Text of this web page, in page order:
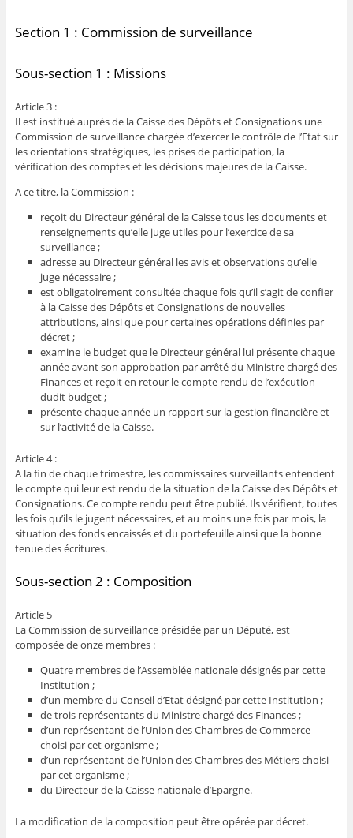
Section 1 : Commission de surveillance
Sous-section 1 : Missions
Article 3 :
Il est institué auprès de la Caisse des Dépôts et Consignations une
Commission de surveillance chargée d’exercer le contrôle de l’Etat sur
les orientations stratégiques, les prises de participation, la
vérification des comptes et les décisions majeures de la Caisse.
A ce titre, la Commission :
reçoit du Directeur général de la Caisse tous les documents et
renseignements qu’elle juge utiles pour l’exercice de sa
surveillance ;
adresse au Directeur général les avis et observations qu’elle
juge nécessaire ;
est obligatoirement consultée chaque fois qu’il s’agit de confier
à la Caisse des Dépôts et Consignations de nouvelles
attributions, ainsi que pour certaines opérations définies par
décret ;
examine le budget que le Directeur général lui présente chaque
année avant son approbation par arrêté du Ministre chargé des
Finances et reçoit en retour le compte rendu de l’exécution
dudit budget ;
présente chaque année un rapport sur la gestion financière et
sur l’activité de la Caisse.
Article 4 :
A la fin de chaque trimestre, les commissaires surveillants entendent
le compte qui leur est rendu de la situation de la Caisse des Dépôts et
Consignations. Ce compte rendu peut être publié. Ils vérifient, toutes
les fois qu’ils le jugent nécessaires, et au moins une fois par mois, la
situation des fonds encaissés et du portefeuille ainsi que la bonne
tenue des écritures.
Sous-section 2 : Composition
Article 5
La Commission de surveillance présidée par un Député, est
composée de onze membres :
Quatre membres de l’Assemblée nationale désignés par cette
Institution ;
d’un membre du Conseil d’Etat désigné par cette Institution ;
de trois représentants du Ministre chargé des Finances ;
d’un représentant de l’Union des Chambres de Commerce
choisi par cet organisme ;
d’un représentant de l’Union des Chambres des Métiers choisi
par cet organisme ;
du Directeur de la Caisse nationale d’Epargne.
La modification de la composition peut être opérée par décret.